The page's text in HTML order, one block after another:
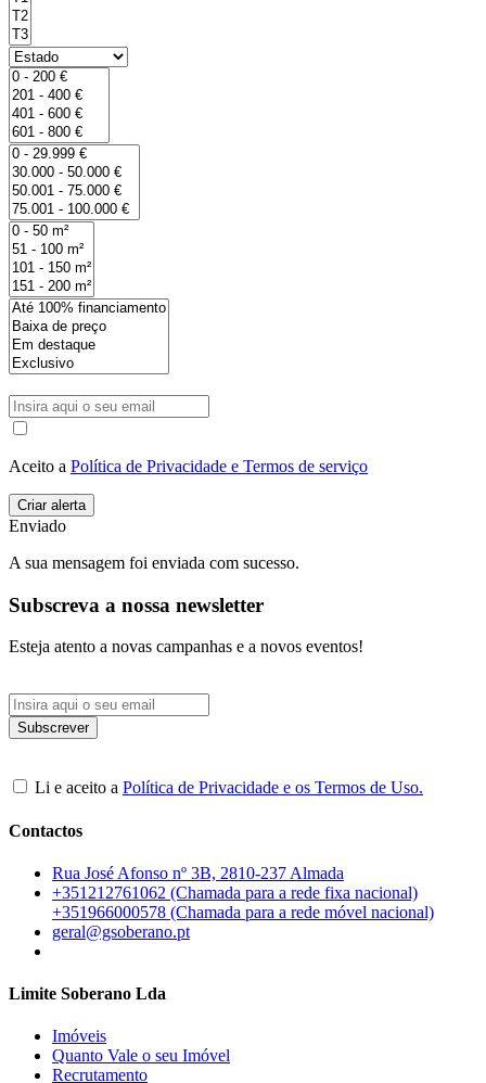
Aceito a Política de Privacidade e Termos de serviço
Enviado
A sua mensagem foi enviada com sucesso.
Subscreva a nossa newsletter
Esteja atento a novas campanhas e a novos eventos!
Li e aceito a Política de Privacidade e os Termos de Uso.
Contactos
Rua José Afonso nº 3B, 2810-237 Almada
+351212761062 (Chamada para a rede fixa nacional)
+351966000578 (Chamada para a rede móvel nacional)
geral@gsoberano.pt
Limite Soberano Lda
Imóveis
Quanto Vale o seu Imóvel
Recrutamento